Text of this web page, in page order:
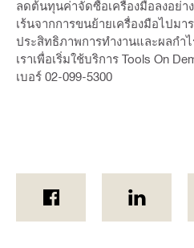
ลดต้นทุนค่าจัดซื้อเครื่องมือลงอย่
เร้นจากการขนย้ายเครื่องมือไปมา
ประสิทธิภาพการทำงานและผลก
เราเพื่อเริ่มใช้บริการ Tools On
เบอร์ 02-099-5300